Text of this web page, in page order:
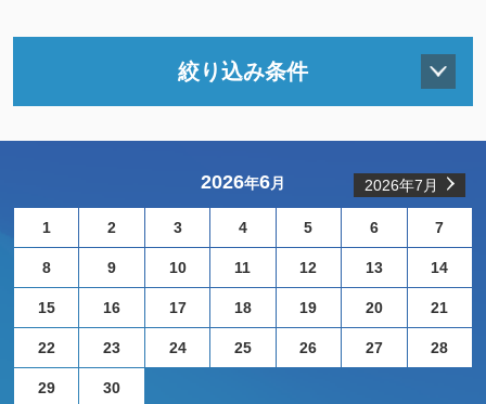
絞り込み条件
2026年6月 2026年7月
1 2 3 4 5 6 7
8 9 10 11 12 13 14
15 16 17 18 19 20 21
22 23 24 25 26 27 28
29 30